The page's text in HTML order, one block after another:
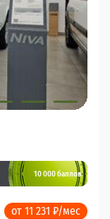
10 000 баллов
от 11 231 ₽/мес